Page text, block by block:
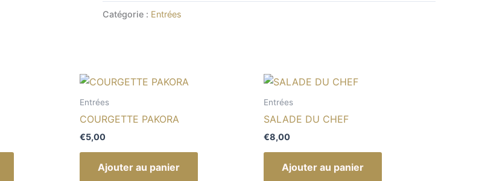
Catégorie : Entrées
Entrées
COURGETTE PAKORA
€5,00
Ajouter au panier
Entrées
SALADE DU CHEF
€8,00
Ajouter au panier